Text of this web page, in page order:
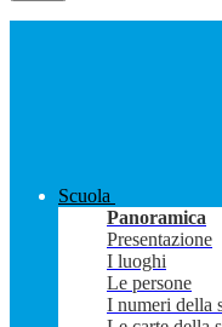
Scuola
Panoramica
Presentazione
I luoghi
Le persone
I numeri della